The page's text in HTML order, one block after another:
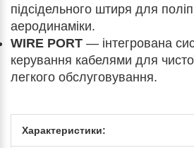
підсідельного штиря для
аеродинаміки.
WIRE PORT — інтегрована
керування кабелями для
легкого обслуговування.
Характеристики: